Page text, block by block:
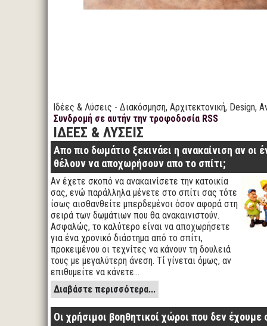
Ιδέες & Λύσεις - Διακόσμηση, Αρχιτεκτονική, Design,
Συνδρομή σε αυτήν την τροφοδοσία RSS
ΙΔΕΕΣ & ΛΥΣΕΙΣ
Απο πιο δωμάτιο ξεκινάει η ανακαίνιση αν οι
θέλουν να αποχωρήσουν απο το σπίτι;
Αν έχετε σκοπό να ανακαινίσετε την κατοικία
σας, ενώ παράλληλα μένετε στο σπίτι σας τότε
ίσως αισθανθείτε μπερδεμένοι όσον αφορά στη
σειρά των δωμάτιων που θα ανακαινιστούν.
Ασφαλώς, το καλύτερο είναι να αποχωρήσετε
για ένα χρονικό διάστημα από το σπίτι,
προκειμένου οι τεχνίτες να κάνουν τη δουλειά
τους με μεγαλύτερη άνεση. Τί γίνεται όμως, αν
επιθυμείτε να κάνετε…
Διαβάστε περισσότερα...
Οι χρήσιμοι βοηθητικοί χώροι που δεν έχουμε